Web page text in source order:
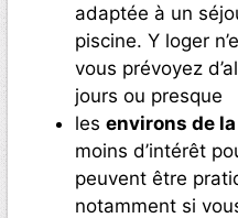
adaptée à un
piscine. Y loger
vous prévoyez
jours ou presque
les environs de la
moins d’intérêt
peuvent être
notamment si